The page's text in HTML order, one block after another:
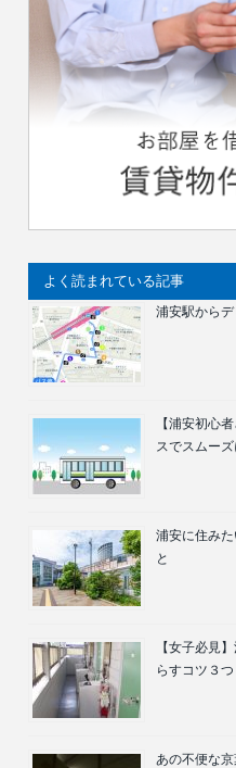
よく読まれている記事
浦安駅から
【浦安初心
スでスムー
浦安に住み
と
【女子必見
らすコツ３つ
あの不便な